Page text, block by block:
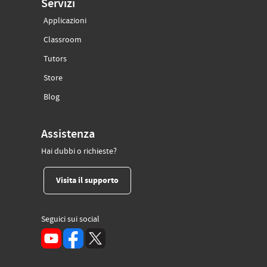
Servizi
Applicazioni
Classroom
Tutors(si apre in un’altra scheda)
Store(si apre in un’altra scheda)
Blog(si apre in un’altra scheda)
Assistenza
Hai dubbi o richieste?
Visita il supporto(si apre in un’altra scheda)
Seguici sui social